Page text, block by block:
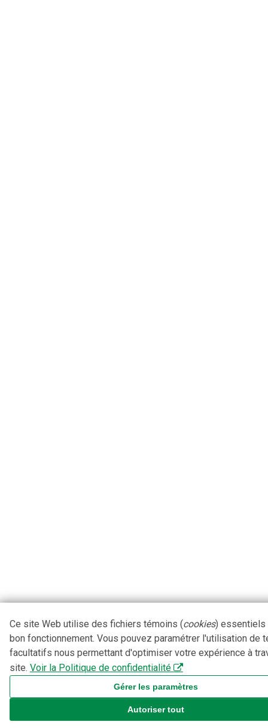
Ce site Web utilise des fichiers témoins (cookies) essentiels
bon fonctionnement. Vous pouvez paramétrer l'utilisation de
facultatifs nous permettant d'optimiser votre expérience à
site. Voir la Politique de confidentialité
Gérer les paramètres
Autoriser tout